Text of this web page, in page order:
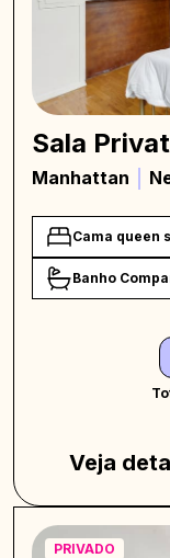
Sala
Manhattan
Cama queen
Banho
Veja
PRIVADO